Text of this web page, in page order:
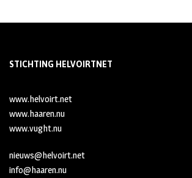
STICHTING HELVOIRTNET
www.helvoirt.net
www.haaren.nu
www.vught.nu
nieuws@helvoirt.net
info@haaren.nu